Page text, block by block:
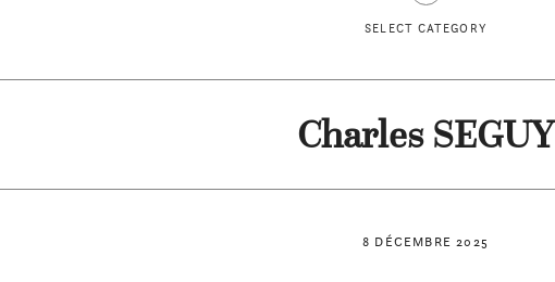
SELECT CATEGORY
8 DÉCEMBRE 2025
Charles SEGUY